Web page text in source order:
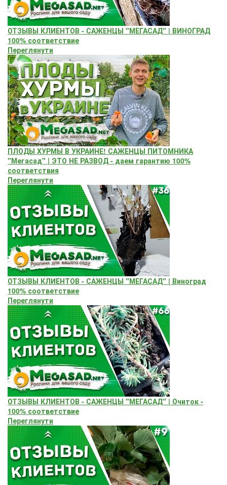
ОТЗЫВЫ КЛИЕНТОВ - САЖЕНЦЫ "МЕГАСАД" | ВИНОГРАД
100% соответствие
Переглянути
ПЛОДЫ ХУРМЫ В УКРАИНЕ! САЖЕНЦЫ ПИТОМНИКА
"Мегасад" | ЭТО НЕ РАЗВОД - даем гарантию 100%
соответствия
Переглянути
ОТЗЫВЫ КЛИЕНТОВ - САЖЕНЦЫ "МЕГАСАД" | Виноград
100% соответствие
Переглянути
ОТЗЫВЫ КЛИЕНТОВ - САЖЕНЦЫ "МЕГАСАД" | Очиток -
100% соответствие
Переглянути